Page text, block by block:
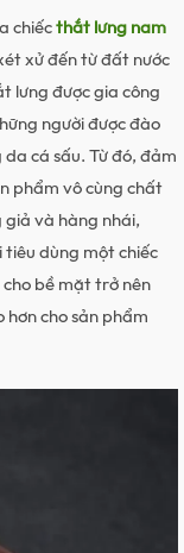
chiếcthắt lưng nam
xử đến từ đất nước
lưng được gia công
người được đào
cá sấu. Từ đó, đảm
phẩm vô cùng chất
giả và hàng nhái,
tiêu dùng một chiếc
bề mặt trở nên
cho sản phẩm